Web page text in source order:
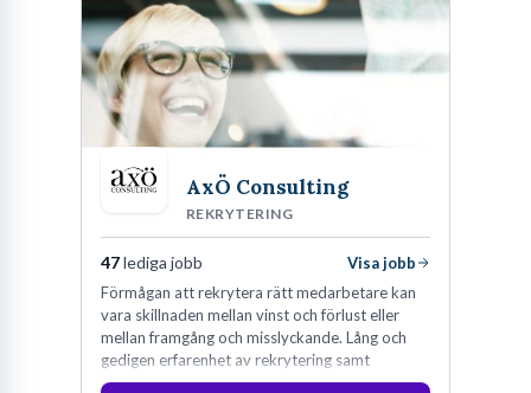
AxÖ Consulting
REKRYTERING
47lediga jobb
Visa jobb
Förmågan att rekrytera rätt medarbetare kan
vara skillnaden mellan vinst och förlust eller
mellan framgång och misslyckande. Lång och
gedigen erfarenhet av rekrytering samt
konsultverksamhet har lärt oss just det.